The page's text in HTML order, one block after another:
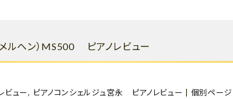
新品ピアノ
コンサートグランドピアノ
BOSTON
DIAPASON
もっとみる
ルヘン）MS500 ピアノレビュー
ビュー, ピアノコンシェルジュ宮永 ピアノレビュー 個別ページ